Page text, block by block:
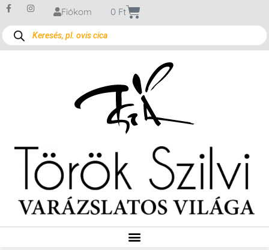
Fiókom 0 Ft